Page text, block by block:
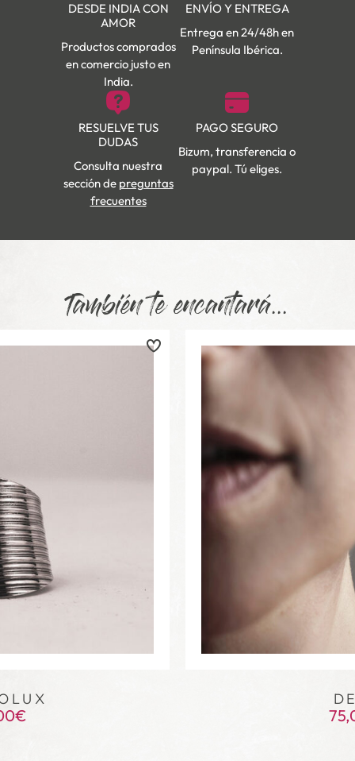
DESDE INDIA CON
AMOR
Productos comprados
en comercio justo en
India.
ENVÍO Y ENTREGA
Entrega en 24/48h en
Península Ibérica.
RESUELVE TUS
DUDAS
Consulta nuestra
sección de preguntas
frecuentes
PAGO SEGURO
Bizum, transferencia o
paypal. Tú eliges.
También te encantará...
€